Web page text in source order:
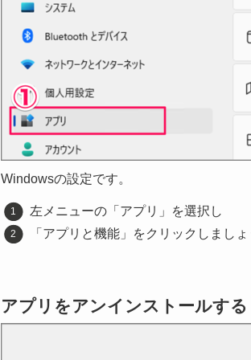
Windowsの設定です。
左メニューの「アプリ」を選択し
「アプリと機能」をクリックしまし
アプリをアンインストールする